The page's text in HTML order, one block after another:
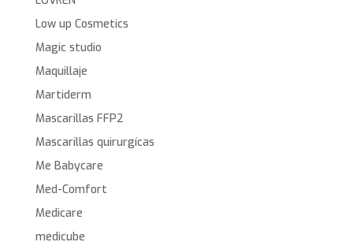
Low up Cosmetics
Magic studio
Maquillaje
Martiderm
Mascarillas FFP2
Mascarillas quirurgícas
Me Babycare
Med-Comfort
Medicare
medicube